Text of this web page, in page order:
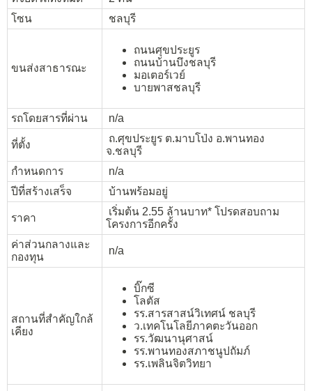
โซน
ชลบุรี
ขนส่งสาธารณะ
ถนนศุขประยูร
ถนนบ้านบึงชลบุรี
มอเตอร์เวย์
บายพาสชลบุรี
รถโดยสารที่ผ่าน n/a
ที่ตั้ง
ถ.ศุขประยูร ต.มาบโป่ง อ.พานทอง
จ.ชลบุรี
กำหนดการ
n/a
ปีที่สร้างเสร็จ
บ้านพร้อมอยู่
ราคา
เริ่มต้น 2.55 ล้านบาท* โปรดสอบถาม
โครงการอีกครั้ง
ค่าส่วนกลางและ
กองทุน
n/a
สถานที่สำคัญใกล้
เคียง
บิ๊กซี
โลตัส
รร.สารสาสน์วิเทศน์ ชลบุรี
ว.เทคโนโลยีภาคตะวันออก
รร.วัฒนานุศาสน์
รร.พานทองสภาชนูปถัมภ์
รร.เพลินจิตวิทยา